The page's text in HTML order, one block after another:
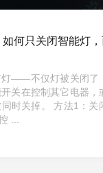
何只关闭智能灯
灯——不仅灯被关闭了
关在控制其它电器，
时关掉。 方法1：
...